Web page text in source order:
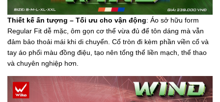
Thiết kế ấn tượng – Tối ưu cho vận động: Áo sở hữu form
Regular Fit dễ mặc, ôm gọn cơ thể vừa đủ để tôn dáng mà vẫn
đảm bảo thoải mái khi di chuyển. Cổ tròn đi kèm phần viền cổ và
tay áo phối màu đồng điệu, tạo nên tổng thể liền mạch, thể thao
và chuyên nghiệp hơn.